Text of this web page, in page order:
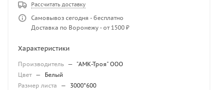
Рассчитать доставку
Самовывоз сегодня - бесплатно
Доставка по Воронежу - от 1500 ₽
Характеристики
Производитель — "АМК-Троя" ООО
Цвет —
Белый
Размер листа
—
3000*600